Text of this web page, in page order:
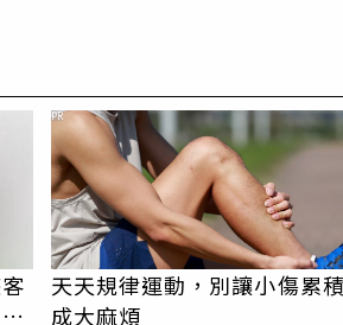
天天規律運動，別讓小傷累
成大麻煩
PR